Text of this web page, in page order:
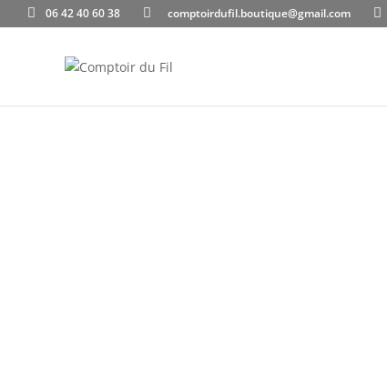
06 42 40 60 38 comptoirdufil.boutique@gmail.com